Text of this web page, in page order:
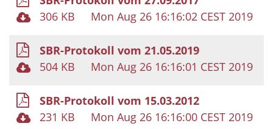
306 KB
Mon Aug 26 16:16:02 CEST 2019
SBR-Protokoll vom 21.05.2019
504 KB
Mon Aug 26 16:16:01 CEST 2019
SBR-Protokoll vom 15.03.2012
231 KB
Mon Aug 26 16:16:00 CEST 2019